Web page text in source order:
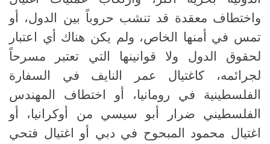
واختطاف معقدة قد تنشب حروباً بين الدول، أو
تمس في أمنها الخاص، ولم يكن هناك أي اعتبار
لحقوق الدول ولا قوانينها التي تعتبر مسرحاً
لجرائمه، كاغتيال عمر النايف في السفارة
الفلسطينية في رومانيا، أو اختطاف المهندس
الفلسطيني ضرار أبو سيسي من أوكرانيا، أو
اغتيال محمود المبحوح في دبي أو اغتيال فتحي